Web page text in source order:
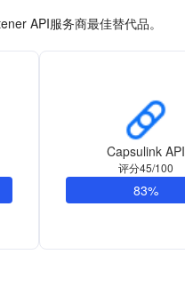
API服务商最佳替代品。
Capsulink API
评分45/100
83%